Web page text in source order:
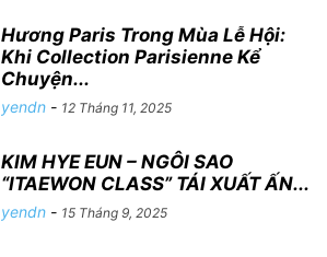
Hương Paris Trong Mùa Lễ Hội:
Khi Collection Parisienne Kể
Chuyện...
yendn - 12 Tháng 11, 2025
KIM HYE EUN – NGÔI SAO
“ITAEWON CLASS” TÁI XUẤT ẤN...
yendn - 15 Tháng 9, 2025